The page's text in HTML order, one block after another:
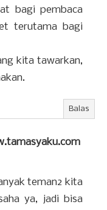
bagi pembaca
terutama bagi
kita tawarkan,
Balas
teman2 kita
ya, jadi bisa